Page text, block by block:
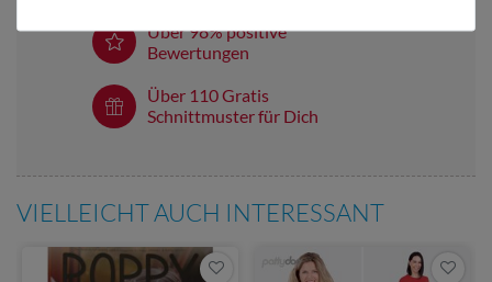
Über 98% positive
Bewertungen
Über 110 Gratis
Schnittmuster für Dich
VIELLEICHT AUCH INTERESSANT